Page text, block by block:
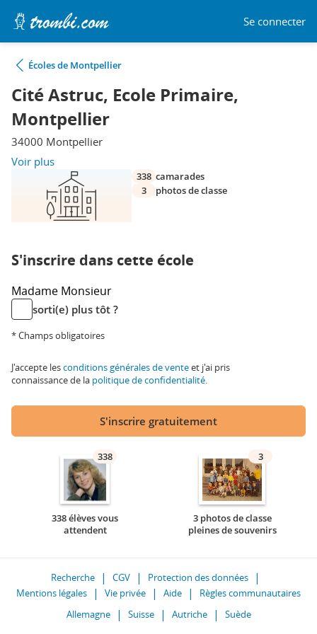
Se connecter
Écoles de Montpellier
Cité Astruc, Ecole Primaire,
Montpellier
34000 Montpellier
Voir plus
338 camarades
3
photos de classe
S'inscrire dans cette école
Madame Monsieur
sorti(e) plus tôt ?
* Champs obligatoires
J'accepte lesconditions générales de venteet j'ai pris
connaissance de la politique de confidentialité.
S'inscrire gratuitement
338
338 élèves vous
attendent
3
3 photos de classe
pleines de souvenirs
Recherche CGV
Protection des données
Mentions légales
Vie privée Aide
Règles communautaires
Allemagne
Suisse Autriche Suède